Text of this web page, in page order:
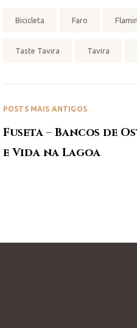
Bicicleta Faro
Taste Tavira Tavira
POSTS MAIS ANTIGOS
Fuseta – Bancos de
e Vida na Lagoa